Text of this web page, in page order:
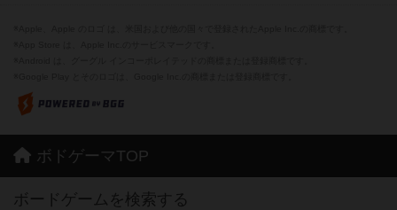
ボドゲーマTOP
ボードゲームを検索する